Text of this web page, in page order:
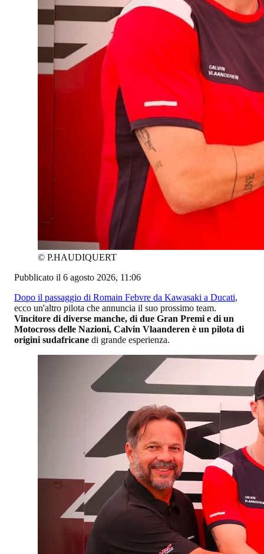
© P.HAUDIQUERT
Pubblicato il 6 agosto 2026, 11:06
Dopo il passaggio di Romain Febvre da Kawasaki a Ducati,
ecco un'altro pilota che annuncia il suo prossimo team.
Vincitore di diverse manche, di due Gran Premi e di un
Motocross delle Nazioni, Calvin Vlaanderen è un pilota di
origini sudafricane di grande esperienza.